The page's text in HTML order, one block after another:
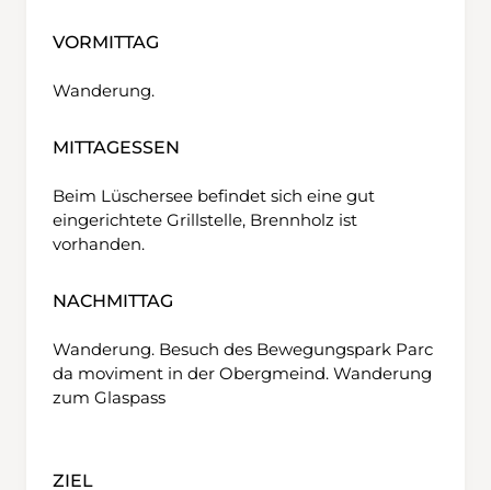
VORMITTAG
Wanderung.
MITTAGESSEN
Beim Lüschersee befindet sich eine gut
eingerichtete Grillstelle, Brennholz ist
vorhanden.
NACHMITTAG
Wanderung. Besuch des Bewegungspark Parc
da moviment in der Obergmeind. Wanderung
zum Glaspass
ZIEL